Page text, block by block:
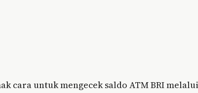
cara untuk mengecek saldo ATM BRI melalui